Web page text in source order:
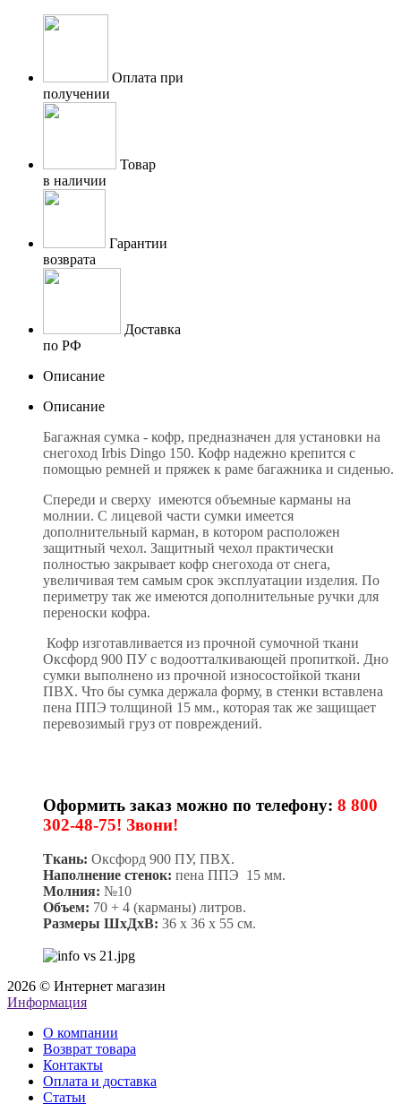
Оплата при
получении
Товар
в наличии
Гарантии
возврата
Доставка
по РФ
Описание
Описание
Багажная сумка - кофр, предназначен для установки на
снегоход Irbis Dingo 150. Кофр надежно крепится с
помощью ремней и пряжек к раме багажника и сиденью.
Спереди и сверху имеются объемные карманы на
молнии. С лицевой части сумки имеется
дополнительный карман, в котором расположен
защитный чехол. Защитный чехол практически
полностью закрывает кофр снегохода от снега,
увеличивая тем самым срок эксплуатации изделия. По
периметру так же имеются дополнительные ручки для
переноски кофра.
Кофр изготавливается из прочной сумочной ткани
Оксфорд 900 ПУ с водоотталкивающей пропиткой. Дно
сумки выполнено из прочной износостойкой ткани
ПВХ. Что бы сумка держала форму, в стенки вставлена
пена ППЭ толщиной 15 мм., которая так же защищает
перевозимый груз от повреждений.
Оформить заказ можно по телефону: 8 800
302-48-75! Звони!
Ткань: Оксфорд 900 ПУ, ПВХ.
Наполнение стенок: пена ППЭ 15 мм.
Молния: №10
Объем: 70 + 4 (карманы) литров.
Размеры ШхДхВ: 36 х 36 х 55 см.
2026 © Интернет магазин
Информация
О компании
Возврат товара
Контакты
Оплата и доставка
Статьи